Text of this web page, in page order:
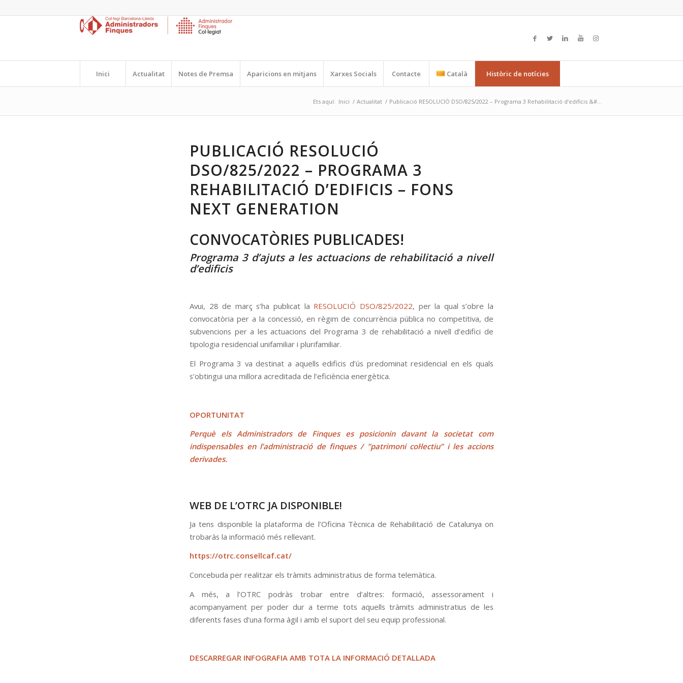
Inici Actualitat Notes de Premsa Aparicions en mitjans Xarxes Socials Contacte Català Històric de notícies
Ets aquí: Inici / Actualitat / Publicació RESOLUCIÓ DSO/825/2022 – Programa 3 Rehabilitació d’edificis &#...
PUBLICACIÓ RESOLUCIÓ
DSO/825/2022 – PROGRAMA 3
REHABILITACIÓ D’EDIFICIS – FONS
NEXT GENERATION
CONVOCATÒRIES PUBLICADES!
Programa 3 d’ajuts a les actuacions de rehabilitació a nivell
d’edificis
Avui, 28 de marçs’ha publicat la RESOLUCIÓ DSO/825/2022, per la qual s’obre la
convocatòria per a la concessió, en règim de concurrència pública no competitiva, de
subvencions per a les actuacions del Programa 3 de rehabilitació a nivell d’edifici de
tipologia residencial unifamiliar i plurifamiliar.
El Programa 3 va destinat a aquells edificis d’ús predominat residencial en els quals
s’obtingui una millora acreditada de l’eficiència energètica.
OPORTUNITAT
Perquè els Administradors de Finques es posicionin davant la societat com
indispensables en l’administració de finques / ”patrimoni col·lectiu” i les accions
derivades.
WEB DE L’OTRC JA DISPONIBLE!
Ja tens disponible la plataforma de l’Oficina Tècnica de Rehabilitació de Catalunya on
trobaràs la informació més rellevant.
https://otrc.consellcaf.cat/
Concebuda per realitzar els tràmits administratius de forma telemàtica.
A més, a l’OTRC podràs trobar entre d’altres: formació, assessorament i
acompanyament per poder dur a terme tots aquells tràmits administratius de les
diferents fases d’una forma àgil i amb el suport del seu equip professional.
DESCARREGAR INFOGRAFIA AMB TOTA LA INFORMACIÓ DETALLADA